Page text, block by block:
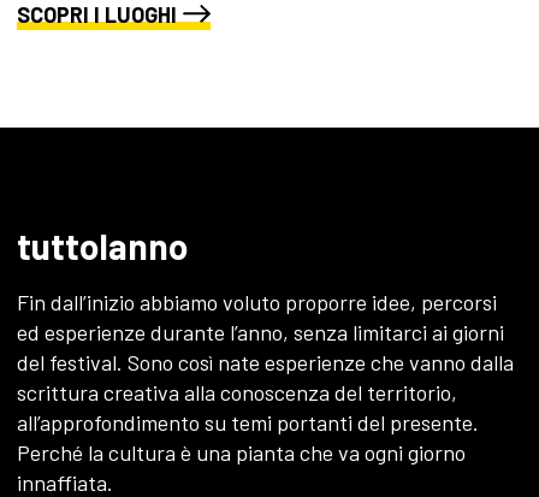
SCOPRI I LUOGHI
tuttolanno
Fin dall’inizio abbiamo voluto proporre idee, percorsi
ed esperienze durante l’anno, senza limitarci ai giorni
del festival. Sono così nate esperienze che vanno dalla
scrittura creativa alla conoscenza del territorio,
all’approfondimento su temi portanti del presente.
Perché la cultura è una pianta che va ogni giorno
innaffiata.